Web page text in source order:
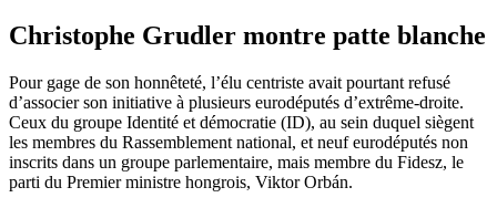
Christophe Grudler montre patte blanche
Pour gage de son honnêteté, l’élu centriste avait pourtant refusé
d’associer son initiative à plusieurs eurodéputés d’extrême-droite.
Ceux du groupe Identité et démocratie (ID), au sein duquel siègent
les membres du Rassemblement national, et neuf eurodéputés non
inscrits dans un groupe parlementaire, mais membre du Fidesz, le
parti du Premier ministre hongrois, Viktor Orbán.